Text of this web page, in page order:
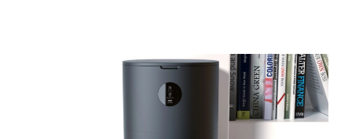
tölthető
tabletje